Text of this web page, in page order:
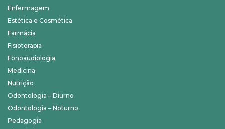
Enfermagem
Estética e Cosmética
Farmácia
Fisioterapia
Fonoaudiologia
Medicina
Nutrição
Odontologia – Diurno
Odontologia – Noturno
Pedagogia